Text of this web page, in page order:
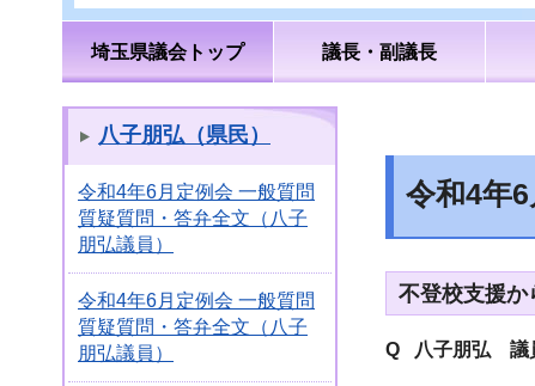
埼玉県議会トップ 議長・副議長
八子朋弘（県民）
令和4年6月定例会 一般質問
質疑質問・答弁全文（八子
朋弘議員）
令和4年6月定例会 一般質問
質疑質問・答弁全文（八子
朋弘議員）
令和4年
不登校支援か
Q 八子朋弘 議